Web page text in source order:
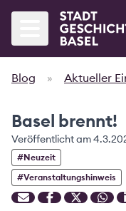
Startseite
Agenda
Bände
Blog
Blog » Aktueller
Basel brennt!
Veröffentlicht am
#Neuzeit
#Veranstaltungshinweis